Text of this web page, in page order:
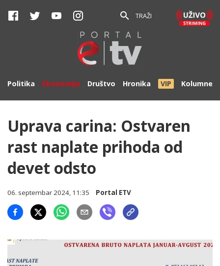
TRAŽI
Politika Ekonomija Društvo Hronika VIP Kolumne
Uprava carina: Ostvaren
rast naplate prihoda od
devet odsto
06. septembar 2024, 11:35 Portal ETV